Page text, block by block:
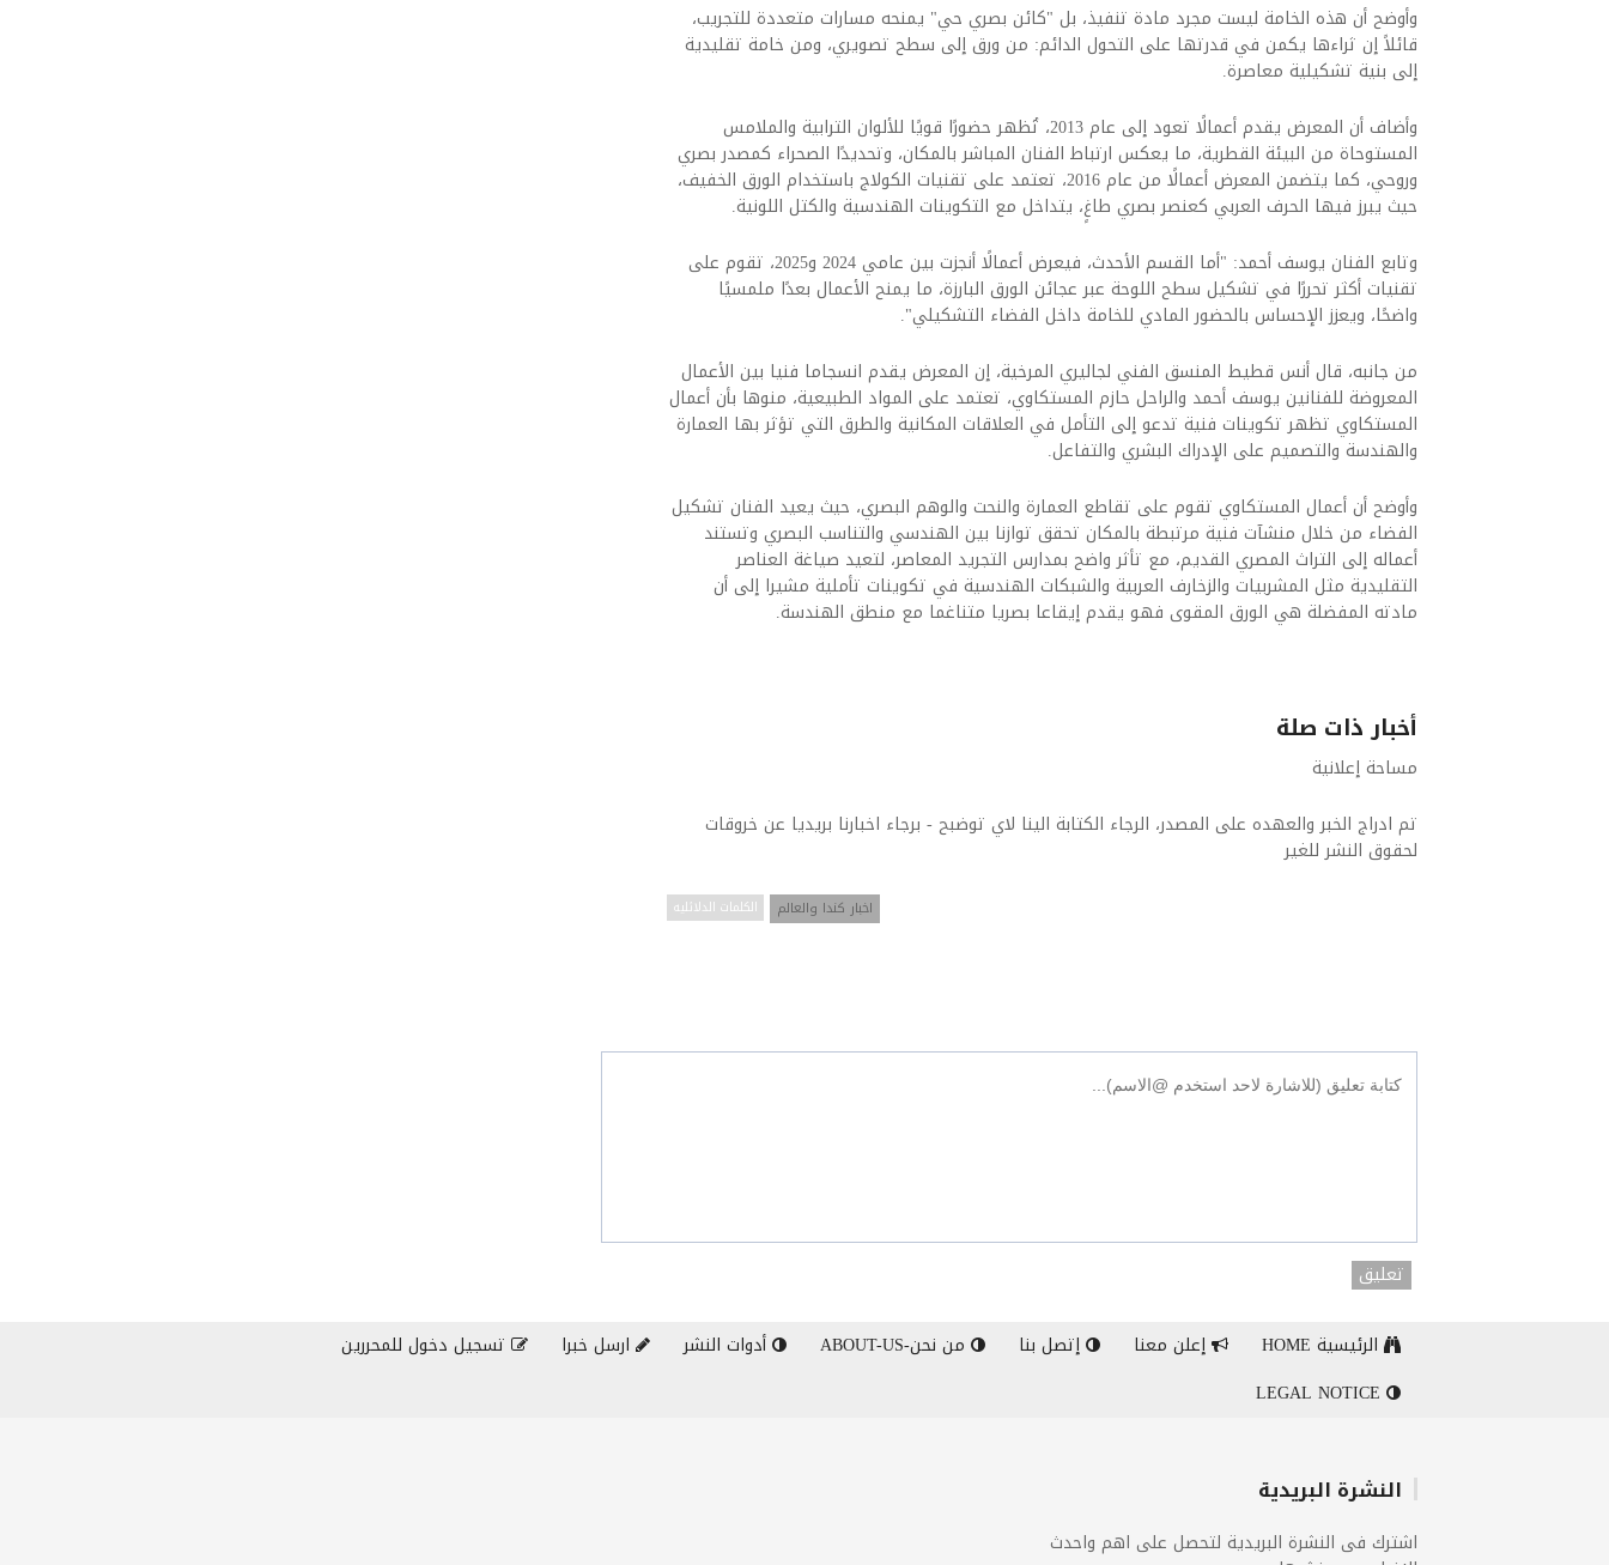
وأوضح أن هذه الخامة ليست مجرد مادة تنفيذ، بل "كائن بصري حي" يمنحه مسارات متعددة للتجريب،
قائلاً إن ثراءها يكمن في قدرتها على التحول الدائم: من ورق إلى سطح تصويري، ومن خامة تقليدية
إلى بنية تشكيلية معاصرة.
وأضاف أن المعرض يقدم أعمالًا تعود إلى عام 2013، تُظهر حضورًا قويًا للألوان الترابية والملامس
المستوحاة من البيئة القطرية، ما يعكس ارتباط الفنان المباشر بالمكان، وتحديدًا الصحراء كمصدر بصري
وروحي، كما يتضمن المعرض أعمالًا من عام 2016، تعتمد على تقنيات الكولاج باستخدام الورق الخفيف،
حيث يبرز فيها الحرف العربي كعنصر بصري طاغٍ، يتداخل مع التكوينات الهندسية والكتل اللونية.
وتابع الفنان يوسف أحمد: "أما القسم الأحدث، فيعرض أعمالًا أنجزت بين عامي 2024 و2025، تقوم على
تقنيات أكثر تحررًا في تشكيل سطح اللوحة عبر عجائن الورق البارزة، ما يمنح الأعمال بعدًا ملمسيًا
واضحًا، ويعزز الإحساس بالحضور المادي للخامة داخل الفضاء التشكيلي".
من جانبه، قال أنس قطيط المنسق الفني لجاليري المرخية، إن المعرض يقدم انسجاما فنيا بين الأعمال
المعروضة للفنانين يوسف أحمد والراحل حازم المستكاوي، تعتمد على المواد الطبيعية، منوها بأن أعمال
المستكاوي تظهر تكوينات فنية تدعو إلى التأمل في العلاقات المكانية والطرق التي تؤثر بها العمارة
والهندسة والتصميم على الإدراك البشري والتفاعل.
وأوضح أن أعمال المستكاوي تقوم على تقاطع العمارة والنحت والوهم البصري، حيث يعيد الفنان تشكيل
الفضاء من خلال منشآت فنية مرتبطة بالمكان تحقق توازنا بين الهندسي والتناسب البصري وتستند
أعماله إلى التراث المصري القديم، مع تأثر واضح بمدارس التجريد المعاصر، لتعيد صياغة العناصر
التقليدية مثل المشربيات والزخارف العربية والشبكات الهندسية في تكوينات تأملية مشيرا إلى أن
مادته المفضلة هي الورق المقوى فهو يقدم إيقاعا بصريا متناغما مع منطق الهندسة.
أخبار ذات صلة
مساحة إعلانية
تم ادراج الخبر والعهده على المصدر، الرجاء الكتابة الينا لاي توضبح - برجاء اخبارنا بريديا عن خروقات
لحقوق النشر للغير
الكلمات الدلائليه اخبار كندا والعالم
تعليق
الرئيسية HOME إعلن معنا إتصل بنا من نحن-ABOUT-US أدوات النشر ارسل خبرا
تسجيل دخول للمحررين
النشرة البريدية
اشترك فى النشرة البريدية لتحصل على اهم واحدث